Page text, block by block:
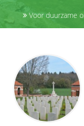
Voor duurzame